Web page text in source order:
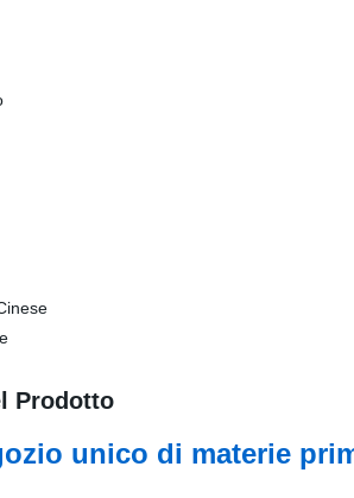
Prodotto
unico di materie